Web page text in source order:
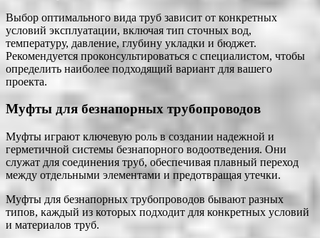
Выбор оптимального вида труб зависит от конкретных
условий эксплуатации, включая тип сточных вод,
температуру, давление, глубину укладки и бюджет.
Рекомендуется проконсультироваться с специалистом, чтобы
определить наиболее подходящий вариант для вашего
проекта.
Муфты для безнапорных трубопроводов
Муфты играют ключевую роль в создании надежной и
герметичной системы безнапорного водоотведения. Они
служат для соединения труб, обеспечивая плавный переход
между отдельными элементами и предотвращая утечки.
Муфты для безнапорных трубопроводов бывают разных
типов, каждый из которых подходит для конкретных условий
и материалов труб.